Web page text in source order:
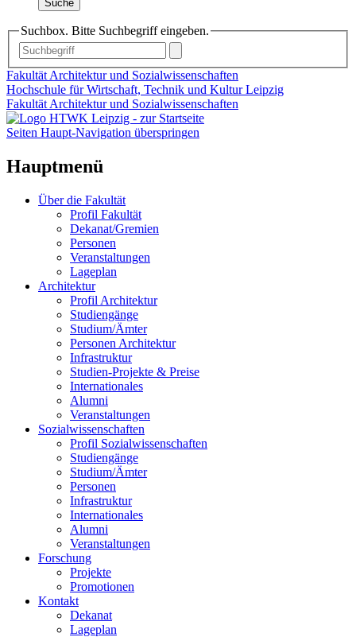
Suche
Suchbox. Bitte Suchbegriff eingeben.
Fakultät Architektur und Sozialwissenschaften
Hochschule für Wirtschaft, Technik und Kultur Leipzig
Fakultät Architektur und Sozialwissenschaften
Seiten Haupt-Navigation überspringen
Hauptmenü
Über die Fakultät
Profil Fakultät
Dekanat/Gremien
Personen
Veranstaltungen
Lageplan
Architektur
Profil Architektur
Studiengänge
Studium/Ämter
Personen Architektur
Infrastruktur
Studien-Projekte & Preise
Internationales
Alumni
Veranstaltungen
Sozialwissenschaften
Profil Sozialwissenschaften
Studiengänge
Studium/Ämter
Personen
Infrastruktur
Internationales
Alumni
Veranstaltungen
Forschung
Projekte
Promotionen
Kontakt
Dekanat
Lageplan